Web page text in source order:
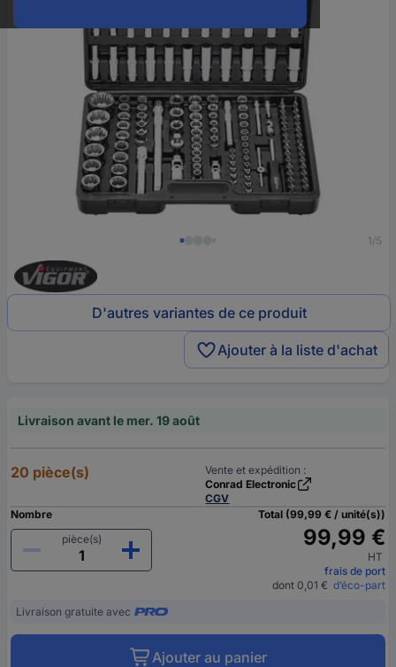
1/5
D'autres variantes de ce produit
Ajouter à la liste d'achat
Livraison avant le mer. 19 août
20 pièce(s)
Vente et expédition :
Conrad Electronic
CGV
Nombre
pièce(s)
Total (99,99 € / unité(s))
99,99 €
HT
frais de port
dont 0,01 € d’éco-part
Livraison gratuite avec
Ajouter au panier